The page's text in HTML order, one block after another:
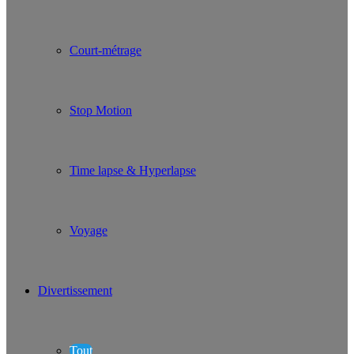
Court-métrage
Stop Motion
Time lapse & Hyperlapse
Voyage
Divertissement
Tout